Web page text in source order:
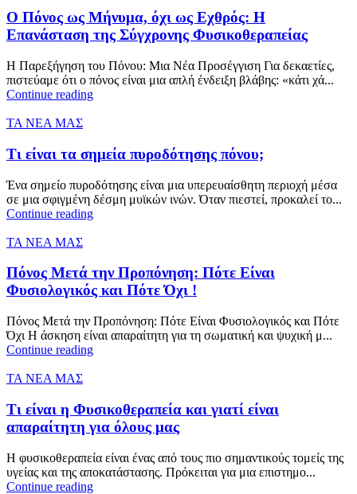
Ο Πόνος ως Μήνυμα, όχι ως Εχθρός: Η
Επανάσταση της Σύγχρονης Φυσικοθεραπείας
Η Παρεξήγηση του Πόνου: Μια Νέα Προσέγγιση Για δεκαετίες,
πιστεύαμε ότι ο πόνος είναι μια απλή ένδειξη βλάβης: «κάτι χά...
Continue reading
ΤΑ ΝΕΑ ΜΑΣ
Τι είναι τα σημεία πυροδότησης πόνου;
Ένα σημείο πυροδότησης είναι μια υπερευαίσθητη περιοχή μέσα
σε μια σφιγμένη δέσμη μυϊκών ινών. Όταν πιεστεί, προκαλεί το...
Continue reading
ΤΑ ΝΕΑ ΜΑΣ
Πόνος Μετά την Προπόνηση: Πότε Είναι
Φυσιολογικός και Πότε Όχι !
Πόνος Μετά την Προπόνηση: Πότε Είναι Φυσιολογικός και Πότε
Όχι Η άσκηση είναι απαραίτητη για τη σωματική και ψυχική μ...
Continue reading
ΤΑ ΝΕΑ ΜΑΣ
Τι είναι η Φυσικοθεραπεία και γιατί είναι
απαραίτητη για όλους μας
Η φυσικοθεραπεία είναι ένας από τους πιο σημαντικούς τομείς της
υγείας και της αποκατάστασης. Πρόκειται για μια επιστημο...
Continue reading